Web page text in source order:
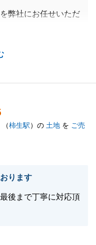
弊社にお任せいただ
出来たことを私も大
ろ様々ご対応ありが
ざいましたらお気兼
（柿生駅）の 土地 を ご売
ります
後まで丁寧に対応頂